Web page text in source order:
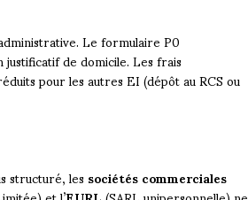
Le formulaire P0
de domicile. Les frais
pour les autres EI (dépôt au RCS ou
structuré, lessociétés commerciales